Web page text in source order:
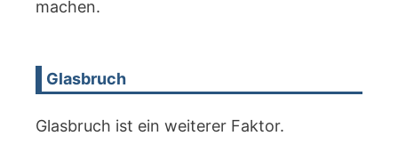
machen.
Glasbruch
Glasbruch ist ein weiterer Faktor.